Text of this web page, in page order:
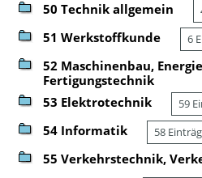
50 Technik allgemein
51 Werkstoffkunde 6
52 Maschinenbau,
Fertigungstechnik
53 Elektrotechnik 59
54 Informatik 58
55 Verkehrstechnik,